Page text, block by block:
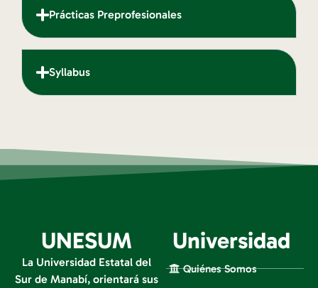
Prácticas Preprofesionales
Syllabus
UNESUM
La Universidad Estatal del
Sur de Manabí, orientará sus
Universidad
Quiénes Somos